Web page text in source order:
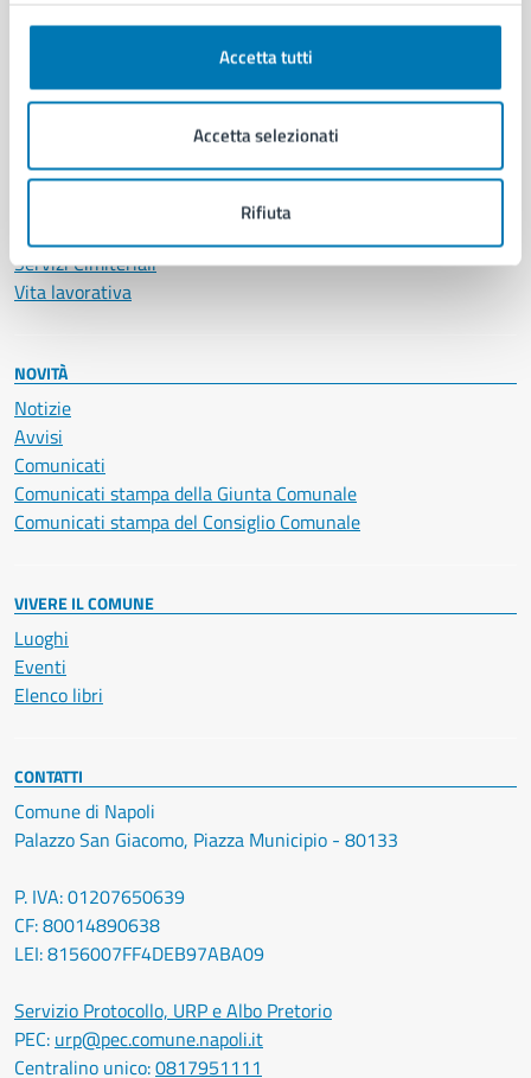
Accetta tutti
Accetta selezionati
Rifiuta
Anagrafe e stato civile
Cultura e tempo libero
Documenti e certificati
Educazione e formazione
Giustizia e sicurezza pubblica
Servizi Cimiteriali
Vita lavorativa
NOVITÀ
Notizie
Avvisi
Comunicati
Comunicati stampa della Giunta Comunale
Comunicati stampa del Consiglio Comunale
VIVERE IL COMUNE
Luoghi
Eventi
Elenco libri
CONTATTI
Comune di Napoli
Palazzo San Giacomo, Piazza Municipio - 80133
P. IVA: 01207650639
CF: 80014890638
LEI: 8156007FF4DEB97ABA09
Servizio Protocollo, URP e Albo Pretorio
PEC: urp@pec.comune.napoli.it
Centralino unico:0817951111